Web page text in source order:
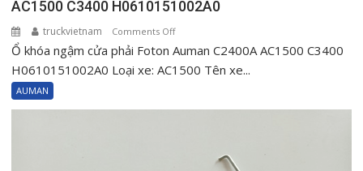
AC1500 C3400 H0610151002A0
truckvietnam Comments Offon
Ổ
khóa
Ổ khóa ngậm cửa phải Foton Auman C2400A AC1500 C3400
H0610151002A0 Loại xe: AC1500 Tên xe...
AUMAN